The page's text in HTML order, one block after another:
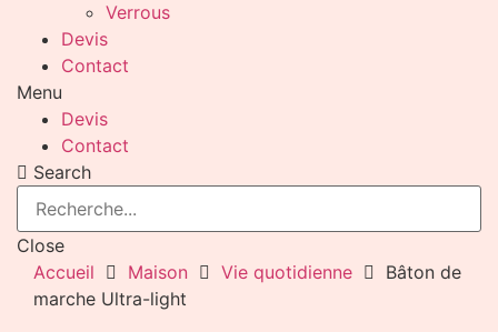
Verrous
Devis
Contact
Menu
Devis
Contact
Search
Close
Accueil
Maison Vie quotidienne
Bâton de
marche Ultra-light